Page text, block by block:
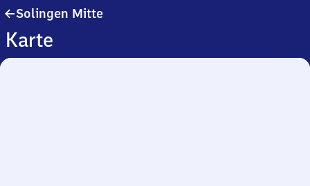
Solingen Mitte
Karte